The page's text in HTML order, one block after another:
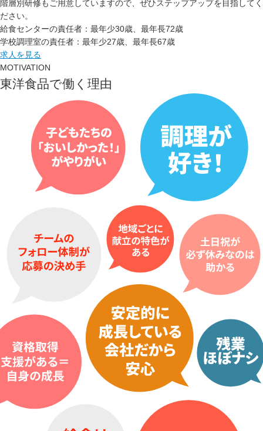
階層別研修もご用意していますので、ぜひステップアップを目指してく
ださい。
給食センターの責任者：最年少30歳、最年長72歳
学校調理室の責任者：最年少27歳、最年長67歳
求人を見る
MOTIVATION
東洋食品で働く理由